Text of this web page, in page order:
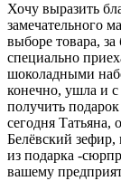
Хочу выразить
замечательного
выборе товара,
специально
шоколадными
конечно, ушла и
получить
сегодня Татьяна,
Белёвский
из подарка -
вашему